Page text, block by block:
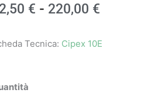
€ - 220,00 €Fascia
Tecnica: Cipex 10E